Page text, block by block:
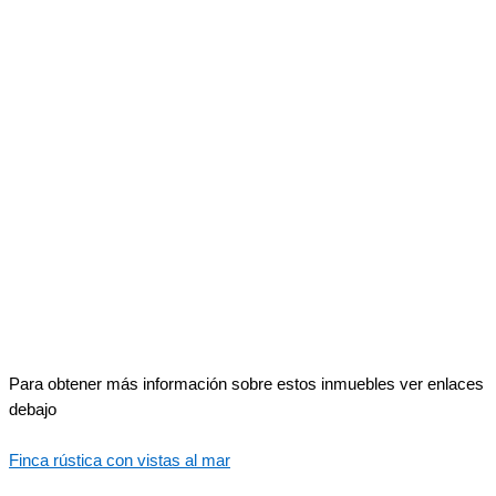
Para obtener más información sobre estos inmuebles ver enlaces
debajo
Finca rústica con vistas al mar